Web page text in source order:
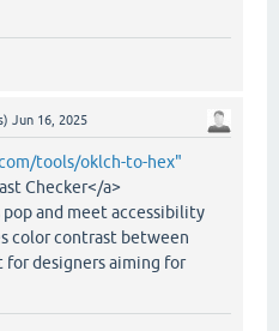
Jun 16, 2025
tools/oklch-to-hex"
Checker</a>
and meet accessibility
color contrast between
for designers aiming for